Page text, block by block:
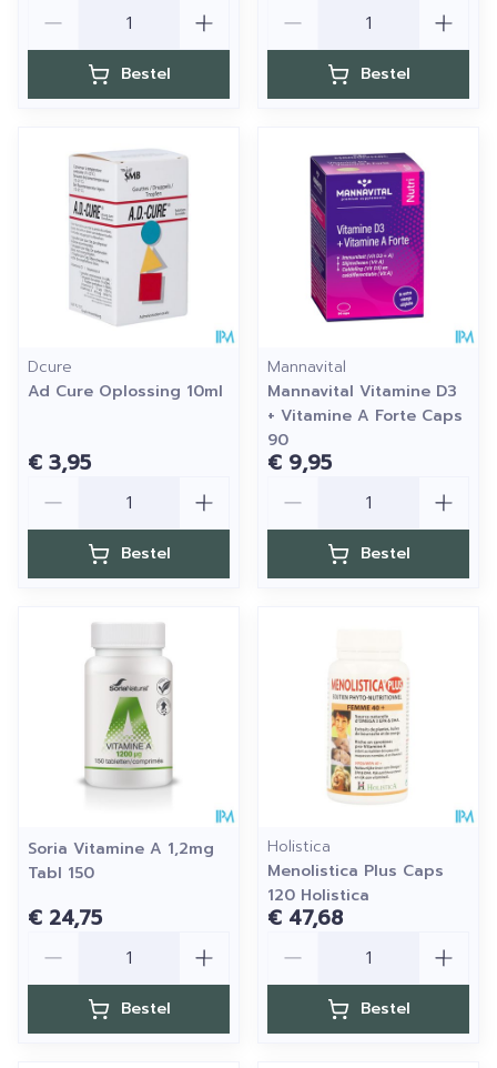
Bestel Bestel
Dcure
Ad Cure Oplossing 10ml
€ 3,95
Bestel
Mannavital
Mannavital Vitamine D3
+ Vitamine A Forte Caps
90
€ 9,95
Bestel
Soria Vitamine A 1,2mg
Tabl 150
€ 24,75
Bestel
Holistica
Menolistica Plus Caps
120 Holistica
€ 47,68
Bestel